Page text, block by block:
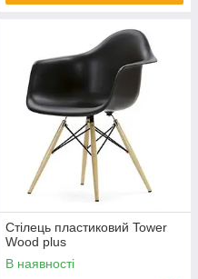
Стілець пластиковий Tower
Wood plus
В наявності